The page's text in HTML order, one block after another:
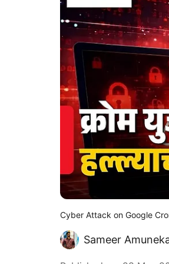
Cyber Attack on Google
Sameer